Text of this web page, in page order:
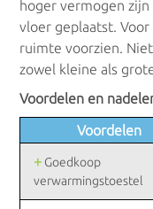
Convectoren
Geisers
Gasgeisers
hoger vermogen
vloer geplaatst.
ruimte voorzien.
zowel kleine als
Voordelen en
Voordelen
+Goedkoop
verwarmingstoestel